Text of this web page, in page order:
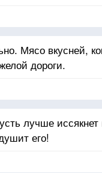
Мясо вкусней,
дороги.
лучше
его!